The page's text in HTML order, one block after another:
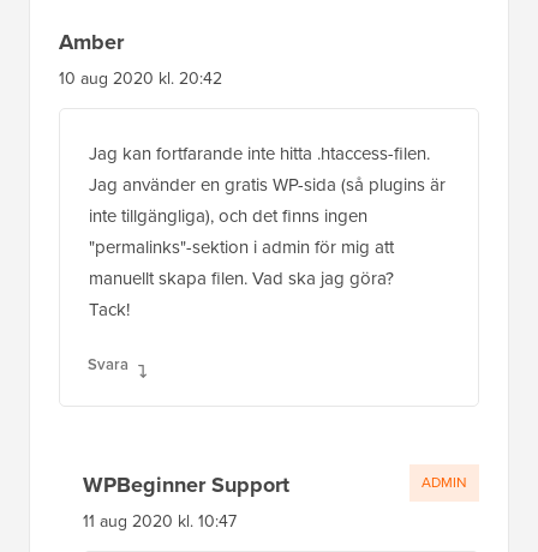
Amber
10 aug 2020 kl. 20:42
Jag kan fortfarande inte hitta .htaccess-filen.
Jag använder en gratis WP-sida (så plugins är
inte tillgängliga), och det finns ingen
"permalinks"-sektion i admin för mig att
manuellt skapa filen. Vad ska jag göra?
Tack!
Svara
WPBeginner Support
11 aug 2020 kl. 10:47
ADMIN